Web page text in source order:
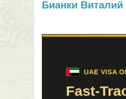
Бианки Виталий